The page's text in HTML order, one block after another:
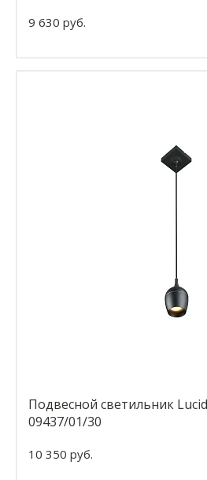
9 630 руб.
Подвесной светильник
09437/01/30
10 350 руб.